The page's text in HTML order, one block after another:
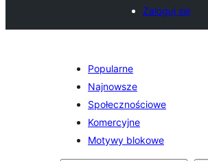
Zaloguj się
Popularne
Najnowsze
Społecznościowe
Komercyjne
Motywy blokowe